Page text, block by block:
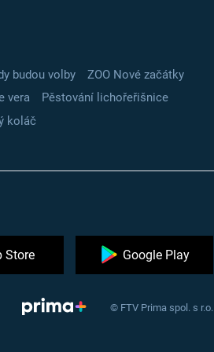
budou volby
ZOO Nové začátky
vera
Pěstování lichořeřišnice
koláč
Store Google Play
© FTV Prima spol. s r.o.